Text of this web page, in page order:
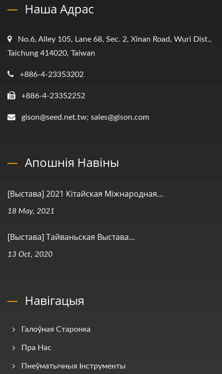
Наша Адрас
No.6, Alley 105, Lane 68, Sec. 2, Xinan Road, Wuri Dist.,
Taichung 414020, Taiwan
+886-4-23353202
+886-4-23352252
gison@seed.net.tw; sales@gison.com
Апошнія Навіны
[Выстава] 2021 Кітайская Міжнародная...
18 May, 2021
[Выстава] Тайваньская Выстава...
13 Oct, 2020
Навігацыя
Галоўная Старонка
Пра Нас
Пнеўматычныя Інструменты